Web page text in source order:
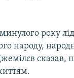
року
народу,
сказав,